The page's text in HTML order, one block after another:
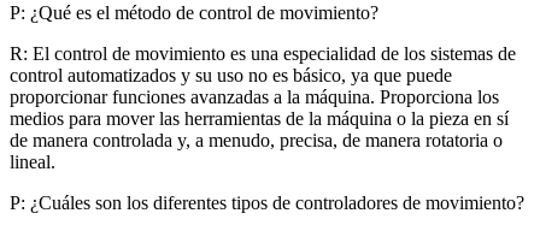
P: ¿Qué es el método de control de movimiento?
R: El control de movimiento es una especialidad de los sistemas de
control automatizados y su uso no es básico, ya que puede
proporcionar funciones avanzadas a la máquina. Proporciona los
medios para mover las herramientas de la máquina o la pieza en sí
de manera controlada y, a menudo, precisa, de manera rotatoria o
lineal.
P: ¿Cuáles son los diferentes tipos de controladores de movimiento?